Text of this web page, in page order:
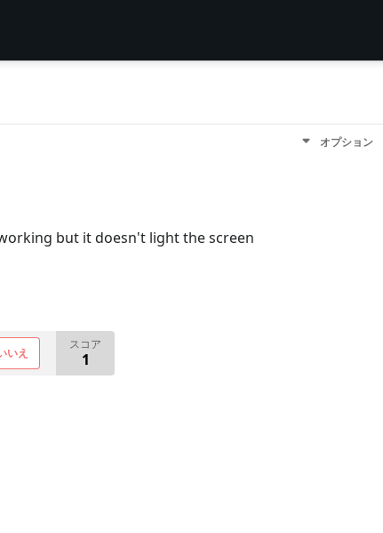
オプション
but it doesn't light the screen
いえ
スコア
1